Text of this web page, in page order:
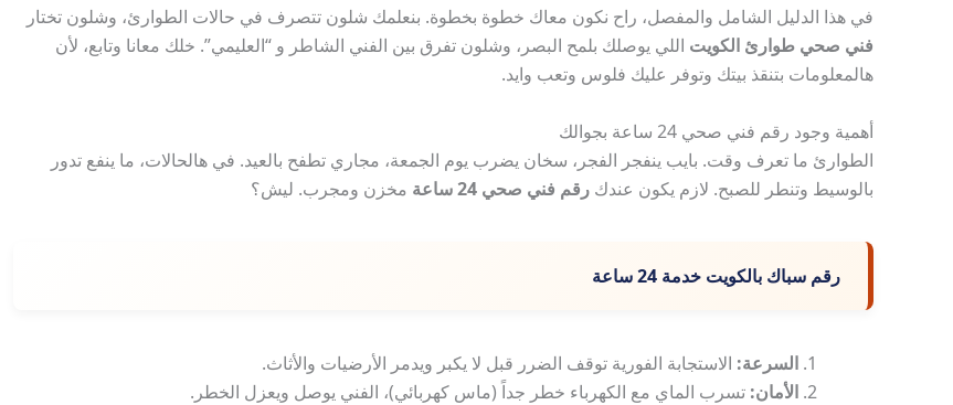
في هذا الدليل الشامل والمفصل، راح نكون معاك خطوة بخطوة. بنعلمك شلون تتصرف في حالات الطوارئ، وشلون تختار
فني صحي طوارئ الكويت اللي يوصلك بلمح البصر، وشلون تفرق بين الفني الشاطر و “العليمي”. خلك معانا وتابع، لأن
هالمعلومات بتنقذ بيتك وتوفر عليك فلوس وتعب وايد.
أهمية وجود رقم فني صحي 24 ساعة بجوالك
الطوارئ ما تعرف وقت. بايب ينفجر الفجر، سخان يضرب يوم الجمعة، مجاري تطفح بالعيد. في هالحالات، ما ينفع تدور
بالوسيط وتنطر للصبح. لازم يكون عندك رقم فني صحي 24 ساعة مخزن ومجرب. ليش؟
رقم سباك بالكويت خدمة 24 ساعة
السرعة: الاستجابة الفورية توقف الضرر قبل لا يكبر ويدمر الأرضيات والأثاث.
الأمان: تسرب الماي مع الكهرباء خطر جداً (ماس كهربائي)، الفني يوصل ويعزل الخطر.